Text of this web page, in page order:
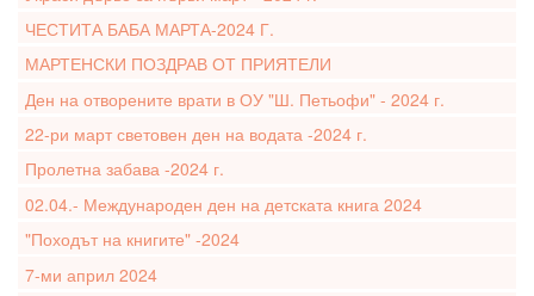
ЧЕСТИТА БАБА МАРТА-2024 Г.
МАРТЕНСКИ ПОЗДРАВ ОТ ПРИЯТЕЛИ
Ден на отворените врати в ОУ "Ш. Петьофи" - 2024 г.
22-ри март световен ден на водата -2024 г.
Пролетна забава -2024 г.
02.04.- Международен ден на детската книга 2024
"Походът на книгите" -2024
7-ми април 2024